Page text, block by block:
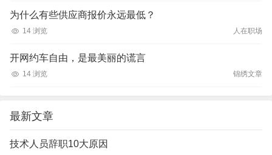
为什么有些供应商报价永远最低？
14 浏览 人在职场
开网约车自由，是最美丽的谎言
14 浏览 锦绣文章
最新文章
技术人员辞职10大原因